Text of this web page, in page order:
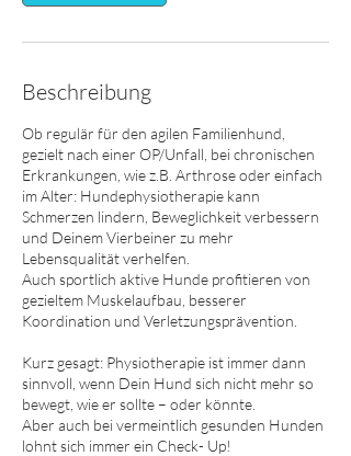
Beschreibung
Ob regulär für den agilen Familienhund,
gezielt nach einer OP/Unfall, bei chronischen
Erkrankungen, wie z.B. Arthrose oder einfach
im Alter: Hundephysiotherapie kann
Schmerzen lindern, Beweglichkeit verbessern
und Deinem Vierbeiner zu mehr
Lebensqualität verhelfen.
Auch sportlich aktive Hunde profitieren von
gezieltem Muskelaufbau, besserer
Koordination und Verletzungsprävention.
Kurz gesagt: Physiotherapie ist immer dann
sinnvoll, wenn Dein Hund sich nicht mehr so
bewegt, wie er sollte – oder könnte.
Aber auch bei vermeintlich gesunden Hunden
lohnt sich immer ein Check- Up!